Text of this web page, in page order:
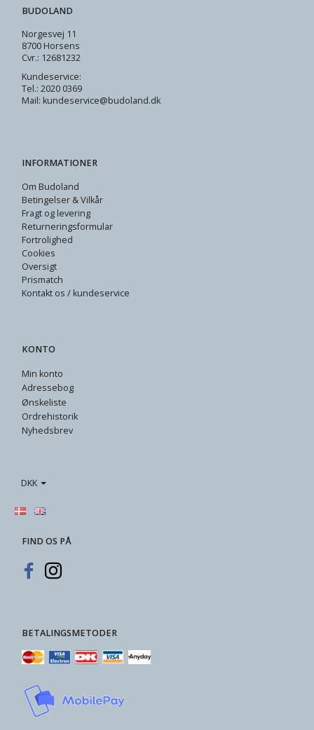
BUDOLAND
Norgesvej 11
8700 Horsens
Cvr.: 12681232
Kundeservice:
Tel.: 2020 0369
Mail: kundeservice@budoland.dk
INFORMATIONER
Om Budoland
Betingelser & Vilkår
Fragt og levering
Returneringsformular
Fortrolighed
Cookies
Oversigt
Prismatch
Kontakt os / kundeservice
KONTO
Min konto
Adressebog
Ønskeliste
Ordrehistorik
Nyhedsbrev
DKK
FIND OS PÅ
BETALINGSMETODER